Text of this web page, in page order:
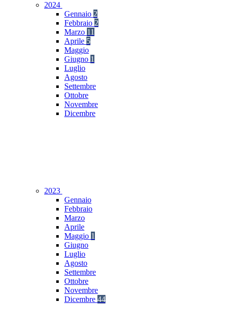
2024
Gennaio 2
Febbraio 2
Marzo 11
Aprile 5
Maggio
Giugno 1
Luglio
Agosto
Settembre
Ottobre
Novembre
Dicembre
2023
Gennaio
Febbraio
Marzo
Aprile
Maggio 1
Giugno
Luglio
Agosto
Settembre
Ottobre
Novembre
Dicembre 44